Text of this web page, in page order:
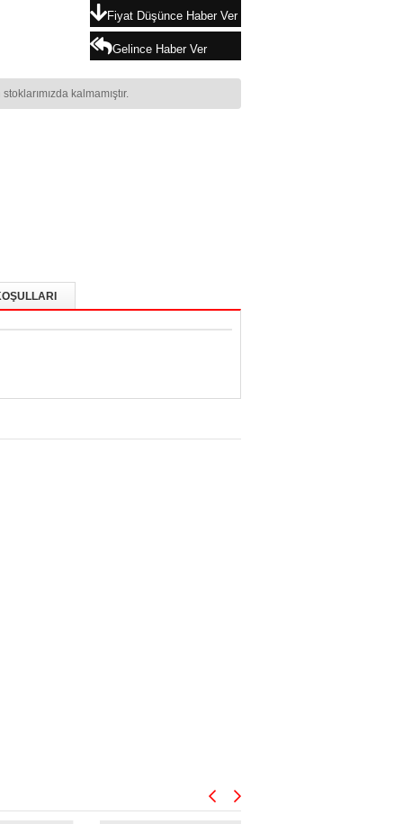
Fiyat Düşünce Haber Ver
Gelince Haber Ver
kalmamıştır.